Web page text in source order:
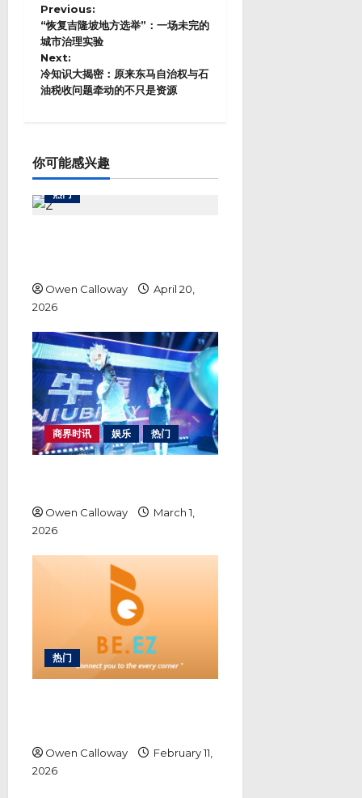
P
o
s
t
n
a
a
t
i
o
Previous:
“恢复吉隆坡地方选举”：一场未完的
城市治理实验
Next:
冷知识大揭密：原来东马自治权与石
油税收问题牵动的不只是资源
你可能感兴趣
热门
Owen Calloway
April 20,
2026
商界时讯 娱乐 热门
Owen Calloway
March 1,
2026
热门
Owen Calloway
February 11,
2026